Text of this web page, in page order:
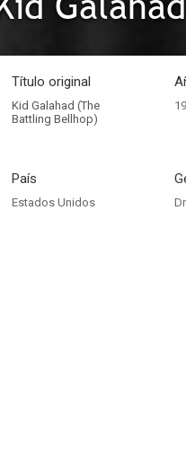
Título original
Kid Galahad (The
Battling Bellhop)
País
Estados Unidos